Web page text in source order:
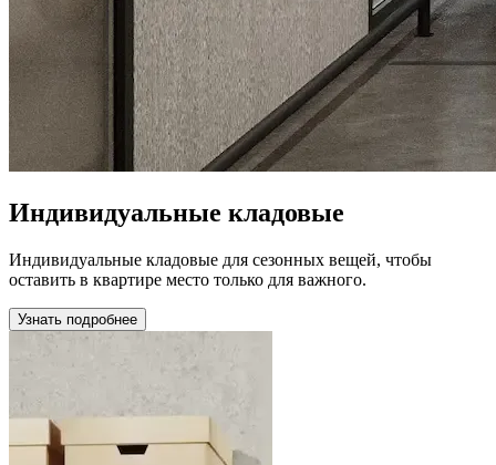
Индивидуальные кладовые
Индивидуальные кладовые для сезонных вещей, чтобы
оставить в квартире место только для важного.
Узнать подробнее